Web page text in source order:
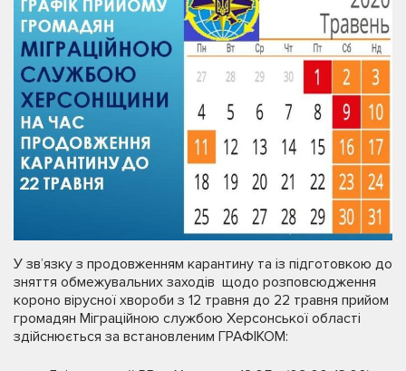
У зв’язку з продовженням карантину та із підготовкою до
зняття обмежувальних заходів щодо розповсюдження
короно вірусної хвороби з 12 травня до 22 травня прийом
громадян Міграційною службою Херсонської області
здійснюється за встановленим ГРАФІКОМ: